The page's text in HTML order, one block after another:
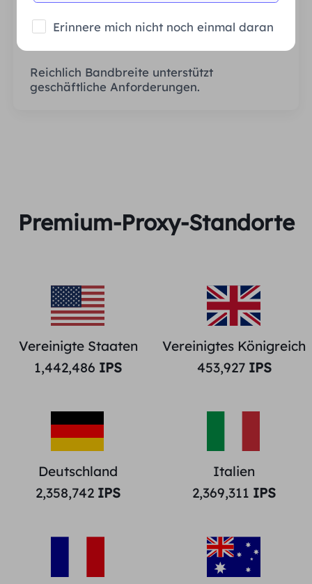
Reichlich Bandbreite unterstützt
geschäftliche Anforderungen.
Premium-Proxy-Standorte
Vereinigte Staaten
1,442,486 IPS
Vereinigtes Königreich
453,927IPS
Deutschland
2,358,742 IPS
Italien
2,369,311 IPS
Erinnere mich nicht noch einmal daran